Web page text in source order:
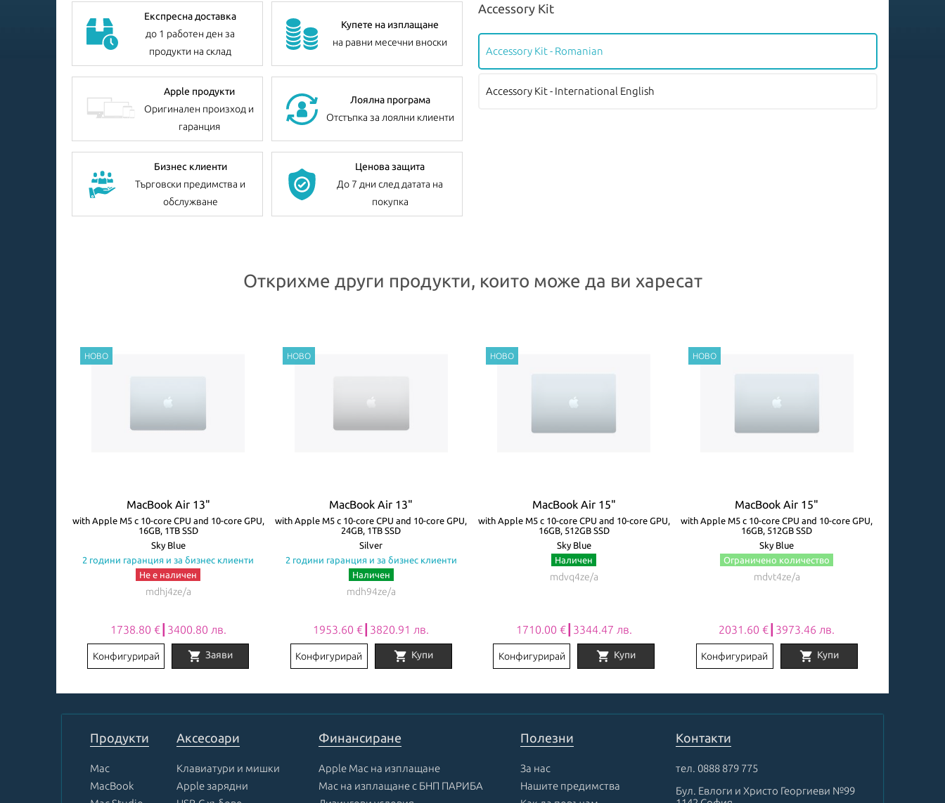
Експресна доставка
до 1 работен ден за
продукти на склад
Купете на изплащане
на равни месечни вноски
Apple продукти
Оригинален произход и
гаранция
Лоялна програма
Отстъпка за лоялни клиенти
Бизнес клиенти
Търговски предимства и
обслужване
Ценова защита
До 7 дни след датата на
покупка
Accessory Kit
Accessory Kit - Romanian
Accessory Kit - International English
Открихме други продукти, които може да ви харесат
MacBook Air 13"
with Apple M5 с 10-core CPU and 10-core GPU,
16GB, 1TB SSD
Sky Blue
2 години гаранция и за бизнес клиенти
Не е наличен
mdhj4ze/a
1738.80 €┃3400.80 лв.
Конфигурирай shopping_cart Заяви
MacBook Air 13"
with Apple M5 с 10-core CPU and 10-core GPU,
24GB, 1TB SSD
Silver
2 години гаранция и за бизнес клиенти
Наличен
mdh94ze/a
1953.60 €┃3820.91 лв.
Конфигурирай shopping_cart Купи
MacBook Air 15"
with Apple M5 с 10-core CPU and 10-core GPU,
16GB, 512GB SSD
Sky Blue
Наличен
mdvq4ze/a
1710.00 €┃3344.47 лв.
Конфигурирай shopping_cart Купи
MacBook Air 15"
with Apple M5 с 10-core CPU and 10-core GPU,
16GB, 512GB SSD
Sky Blue
Ограничено количество
mdvt4ze/a
2031.60 €┃3973.46 лв.
Конфигурирай shopping_cart Купи
1
Продукти
Mac
MacBook
Аксесоари
Клавиатури и мишки
Apple зарядни
Финансиране
Apple Mac на изплащане
Mac на изплащане с БНП ПАРИБА
Полезни
За нас
Нашите предимства
Контакти
тел. 0888 879 775
Бул. Евлоги и Христо Георгиеви №99